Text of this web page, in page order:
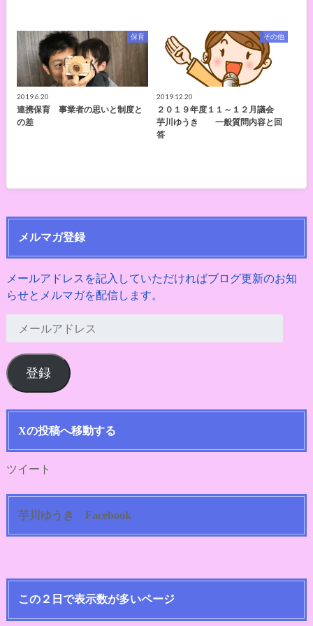
保育
2019.6.20
連携保育 事業者の思いと制度と
の差
その他
2019.12.20
２０１９年度１１～１２月議会
芋川ゆうき 一般質問内容と回
答
メルマガ登録
メールアドレスを記入していただければブログ更新のお知
らせとメルマガを配信します。
ー
ル
ア
ド
登録
Xの投稿へ移動する
ツイート
芋川ゆうき Facebook
この２日で表示数が多いページ